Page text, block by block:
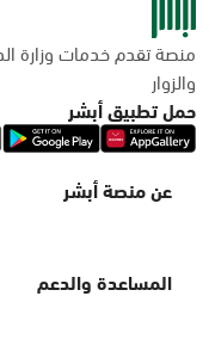
منصة تقدم خدمات وزارة
والزوار
حمل تطبيق أبشر
عن منصة أبشر
المساعدة والدعم